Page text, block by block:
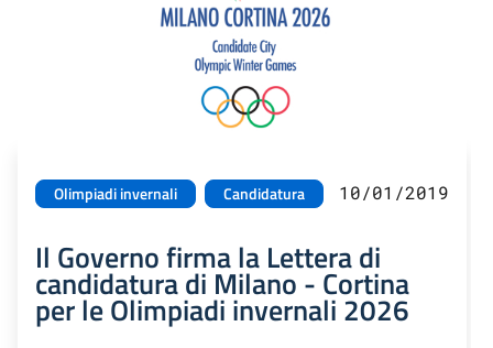
Olimpiadi invernali Candidatura 10/01/2019
Il Governo firma la Lettera di
candidatura di Milano - Cortina
per le Olimpiadi invernali 2026